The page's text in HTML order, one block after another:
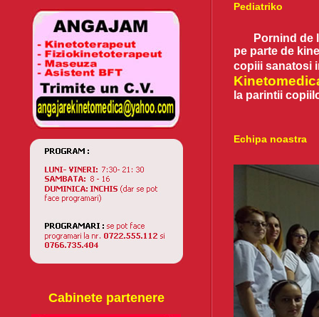
Cabinete partenere
Pediatriko
Pornind de
pe parte de
copiii sanatosi
la parintii
Echipa noastra